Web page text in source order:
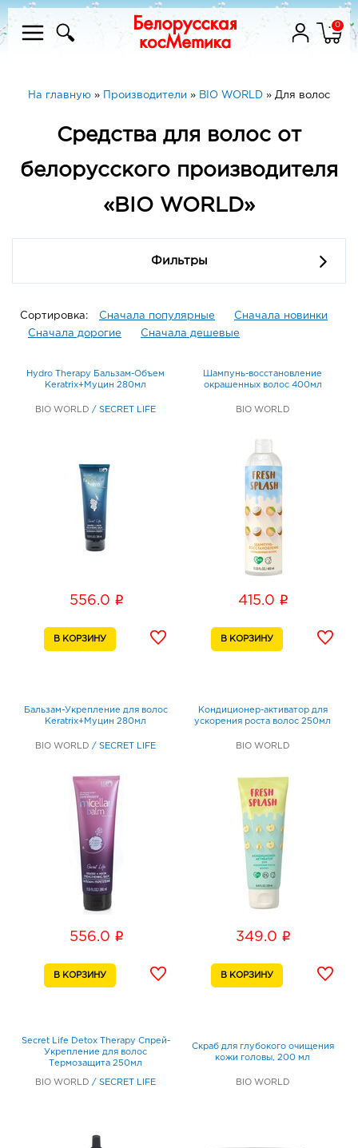
0
На главную » Производители » BIO WORLD » Для волос
Средства для волос от
белорусского производителя
«BIO WORLD»
Фильтры
Сортировка: Сначала популярные
Сначала новинки
Сначала дорогие
Сначала дешевые
Hydro Therapy Бальзам-Объем
Keratrix+Муцин 280мл
BIO WORLD / SECRET LIFE
556.0 i
Шампунь-восстановление
окрашенных волос 400мл
BIO WORLD
415.0 i
Бальзам-Укрепление для волос
Keratrix+Муцин 280мл
BIO WORLD / SECRET LIFE
556.0 i
Кондиционер-активатор для
ускорения роста волос 250мл
BIO WORLD
349.0 i
Secret Life Detox Therapy Спрей-
Укрепление для волос
Термозащита 250мл
BIO WORLD / SECRET LIFE
Скраб для глубокого очищения
кожи головы, 200 мл
BIO WORLD